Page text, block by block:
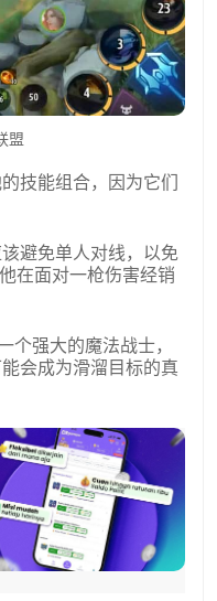
盟
技能组合，因为它们
避免单人对线，以免
在面对一枪伤害经销
个强大的魔法战士，
会成为滑溜目标的真